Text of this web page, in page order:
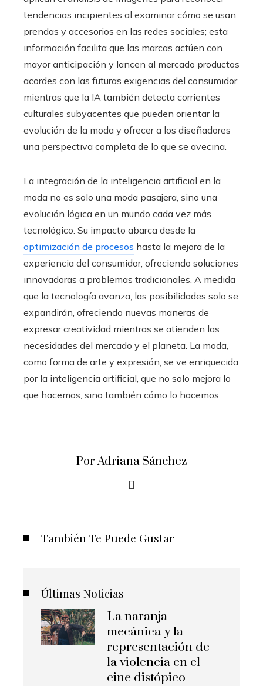
tendencias incipientes al examinar cómo se usan
prendas y accesorios en las redes sociales; esta
información facilita que las marcas actúen con
mayor anticipación y lancen al mercado productos
acordes con las futuras exigencias del consumidor,
mientras que la IA también detecta corrientes
culturales subyacentes que pueden orientar la
evolución de la moda y ofrecer a los diseñadores
una perspectiva completa de lo que se avecina.
La integración de la inteligencia artificial en la
moda no es solo una moda pasajera, sino una
evolución lógica en un mundo cada vez más
tecnológico. Su impacto abarca desde la
optimización de procesos hasta la mejora de la
experiencia del consumidor, ofreciendo soluciones
innovadoras a problemas tradicionales. A medida
que la tecnología avanza, las posibilidades solo se
expandirán, ofreciendo nuevas maneras de
expresar creatividad mientras se atienden las
necesidades del mercado y el planeta. La moda,
como forma de arte y expresión, se ve enriquecida
por la inteligencia artificial, que no solo mejora lo
que hacemos, sino también cómo lo hacemos.
Por Adriana Sánchez
También Te Puede Gustar
Últimas Noticias
La naranja
mecánica y la
representación de
la violencia en el
cine distópico